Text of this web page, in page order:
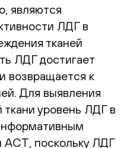
являются
ЛДГ в
тканей
ЛДГ достигает
возвращается к
Для выявления
уровень ЛДГ в
АСТ, поскольку ЛДГ